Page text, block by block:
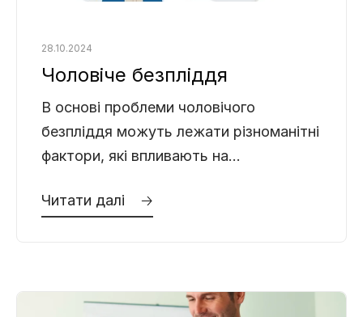
Чоловіче безпліддя
28.10.2024
В основі проблеми чоловічого
безпліддя можуть лежати різноманітні
фактори, які впливають на
Важливо розуміти причини та
Читати далі 🡢